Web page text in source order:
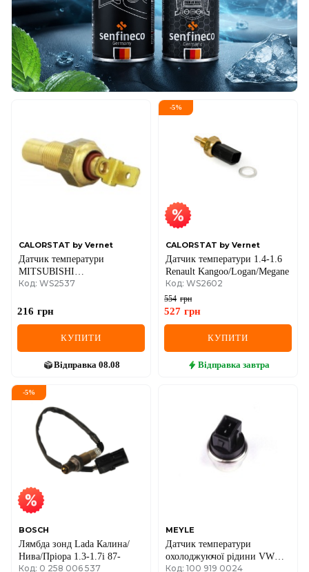
CALORSTAT by Vernet
Датчик температури
MITSUBISHI
LANCER/COLT/HYUNDAI
Код: WS2537
216 грн
КУПИТИ
Відправка 08.08
-5%
CALORSTAT by Vernet
Датчик температури 1.4-1.6
Renault Kangoo/Logan/Megane
Код: WS2602
554 грн
527 грн
КУПИТИ
Відправка завтра
-5%
BOSCH
Лямбда зонд Lada Калина/
Нива/Пріора 1.3-1.7i 87-
Код: 0 258 006 537
MEYLE
Датчик температури
охолоджуючої рідини VW
Caddy II/LT 28-55/T4
Код: 100 919 0024